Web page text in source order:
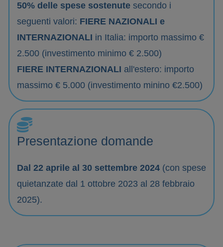
50% delle spese sostenute secondo i
seguenti valori: FIERE NAZIONALI e
INTERNAZIONALI in Italia: importo massimo €
2.500 (investimento minimo € 2.500)
FIERE INTERNAZIONALI all'estero: importo
massimo € 5.000 (investimento minino €2.500)
Presentazione domande
Dal 22 aprile al 30 settembre 2024 (con spese
quietanzate dal 1 ottobre 2023 al 28 febbraio
2025).